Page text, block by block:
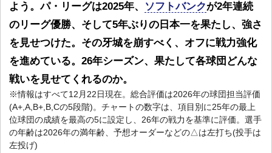
よう。パ・リーグは2025年、
ソフトバンクが2年連続
のリーグ優勝、そして5年ぶりの日本一を果たし、強さ
を見せつけた。その牙城を崩すべく、オフに戦力強化
を進めている。26年シーズン、果たして各球団どんな
戦いを見せてくれるのか。
※情報はすべて12月22日現在。総合評価は2026年の球団担当評価
(A+,A,B+,B,Cの5段階)。チャートの数字は、項目別に25年の最上
位球団の成績を最高の5に設定し、26年の戦力を基準に評価。選手
の年齢は2026年の満年齢、予想オーダーなどの△は左打ち(投手は
左投げ)